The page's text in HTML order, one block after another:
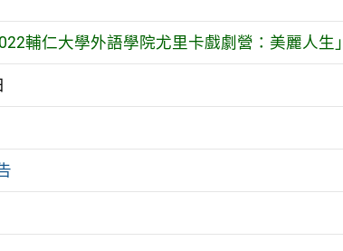
輔仁大學外語學院尤里卡戲劇營：美麗人生」